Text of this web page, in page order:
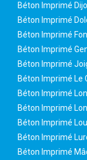
Béton Imprimé
Béton Imprimé
Béton Imprimé
Béton Imprimé
Béton Imprimé
Béton Imprimé Le
Béton Imprimé
Béton Imprimé
Béton Imprimé
Béton Imprimé
Béton Imprimé